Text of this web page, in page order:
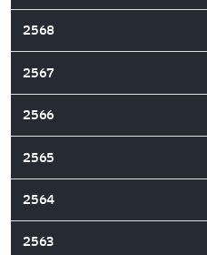
2568
2567
2566
2565
2564
2563